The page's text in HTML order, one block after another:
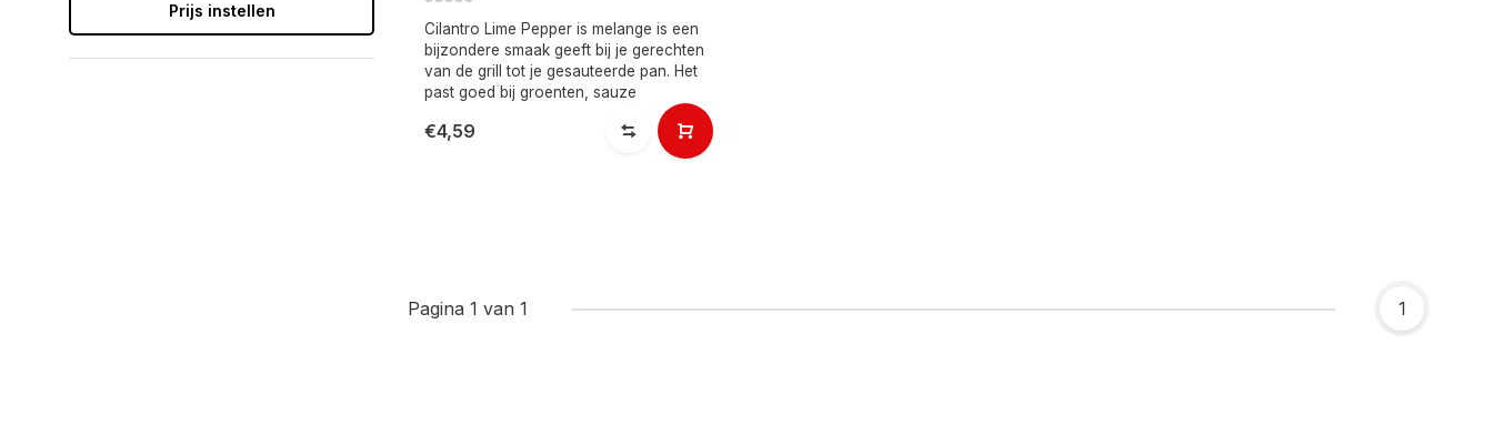
Prijs instellen
Cilantro Lime Pepper is melange is een
bijzondere smaak geeft bij je gerechten
van de grill tot je gesauteerde pan. Het
past goed bij groenten, sauze
€4,59
Pagina 1 van 1 1